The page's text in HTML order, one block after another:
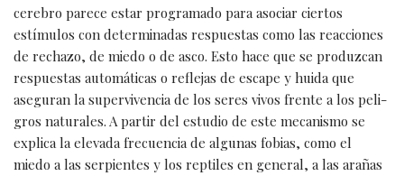
cerebro parece estar programado para asociar ciertos
estímulos con determinadas respuestas como las reacciones
de rechazo, de miedo o de asco. Esto hace que se produzcan
respuestas automáticas o reflejas de escape y huida que
aseguran la supervivencia de los seres vivos frente a los peli­
gros naturales. A partir del estudio de este mecanismo se
explica la ele­vada frecuencia de algunas fobias, como el
miedo a las serpientes y los reptiles en general, a las arañas